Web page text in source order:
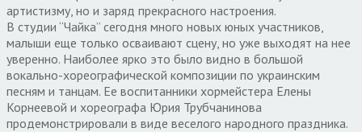
артистизму, но и заряд прекрасного настроения.
В студии “Чайка” сегодня много новых юных участников,
малыши еще только осваивают сцену, но уже выходят на нее
уверенно. Наиболее ярко это было видно в большой
вокально-хореографической композиции по украинским
песням и танцам. Ее воспитанники хормейстера Елены
Корнеевой и хореографа Юрия Трубчанинова
продемонстрировали в виде веселого народного праздника.